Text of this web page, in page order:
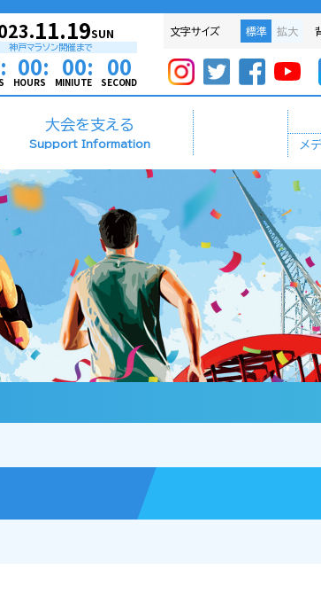
11.19SUN
神戸マラソン開催まで
00:
HOURS
00:
MINIUTE
00
SECOND
文字サイズ 標準 拡大
大会を支える
Support Information メ